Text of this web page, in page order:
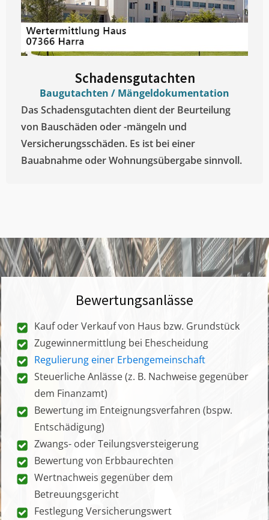
Schadensgutachten
Baugutachten / Mängeldokumentation
Das Schadensgutachten dient der Beurteilung
von Bauschäden oder -mängeln und
Versicherungsschäden. Es ist bei einer
Bauabnahme oder Wohnungsübergabe sinnvoll.
Bewertungsanlässe
Kauf oder Verkauf von Haus bzw. Grundstück
Zugewinnermittlung bei Ehescheidung
Regulierung einer Erbengemeinschaft
Steuerliche Anlässe (z. B. Nachweise gegenüber
dem Finanzamt)
Bewertung im Enteignungsverfahren (bspw.
Entschädigung)
Zwangs- oder Teilungsversteigerung
Bewertung von Erbbaurechten
Wertnachweis gegenüber dem
Betreuungsgericht
Festlegung Versicherungswert